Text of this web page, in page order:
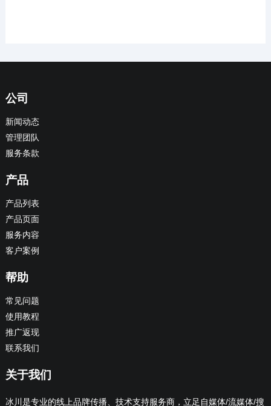
公司
新闻动态
管理团队
服务条款
产品
产品列表
产品页面
服务内容
客户案例
帮助
常见问题
使用教程
推广返现
联系我们
关于我们
冰川是专业的线上品牌传播、技术支持服务商，立足自媒体/流媒体/搜